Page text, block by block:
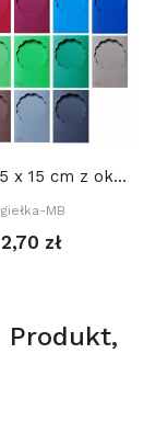
Baza 10,5 x 15 cm z okienkiem KOŁO DEKORACYJNE...
Igiełka-MB
2,70 zł
Produkt,